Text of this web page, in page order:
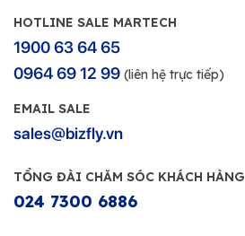
HOTLINE SALE MARTECH
1900 63 64 65
0964 69 12 99 (liên hệ trực tiếp)
EMAIL SALE
sales@bizfly.vn
TỔNG ĐÀI CHĂM SÓC KHÁCH HÀNG
024 7300 6886